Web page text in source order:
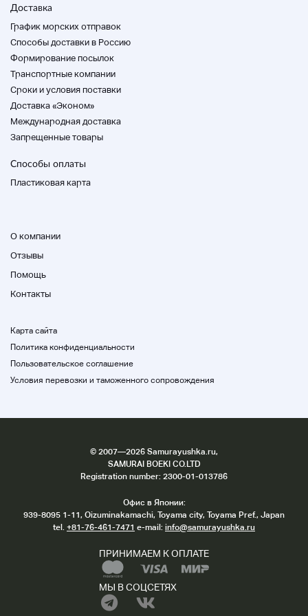
Связаться с нами
Продукты с царапинами и грязью.
Джей
нежелательные продукты
из-за различных причин, таких как
предметы.
* В основном используются продукты.
дилера могут быть царапины.
Продукты B, C и J-rank могут быть сложными для
изображений. Спасибо за понимание.
систему торговой навигации.
Пожалуйста, проверьте настройки электронной
Мы отправим вам автоматическое уведомление о
приемке и отправке.
Если вы не свяжитесь с нами выше, пожалуйста,
проверьте настройки электронной почты.
Доставка
График морских отправок
Способы доставки в Россию
Формирование посылок
Транспортные компании
Cроки и условия поставки
Доставка «Эконом»
Международная доставка
Запрещенные товары
Способы оплаты
Пластиковая карта
О компании
Отзывы
Помощь
Контакты
Карта сайта
Политика конфиденциальности
Пользовательское соглашение
Условия перевозки и таможенного сопровождения
© 2007—2026 Samurayushka.ru,
SAMURAI BOEKI CO.LTD
Registration number: 2300-01-013786
Офис в Японии:
939-8095 1-11, Oizuminakamachi, Toyama city, Toyama Pref., Japan
tel. +81-76-461-7471 e-mail: info@samurayushka.ru
ПРИНИМАЕМ К ОПЛАТЕ
МЫ В СОЦСЕТЯХ